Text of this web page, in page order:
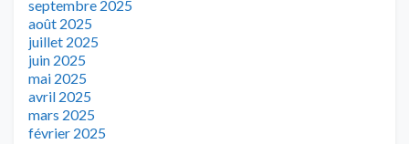
septembre 2025
août 2025
juillet 2025
juin 2025
mai 2025
avril 2025
mars 2025
février 2025